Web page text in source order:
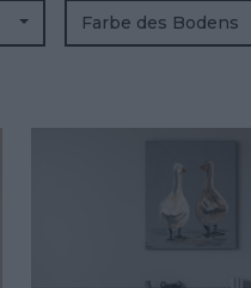
Farbe des Bodens